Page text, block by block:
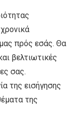
πρός εσάς. Θα
βελτιωτικές
σας.
της εισήγησης
της